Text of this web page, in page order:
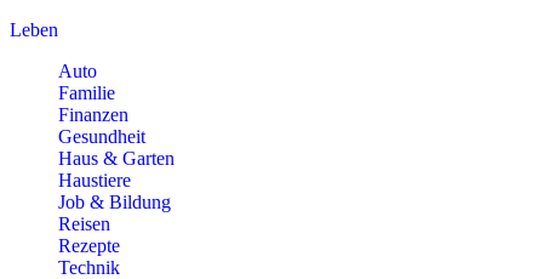
Leben
Auto
Familie
Finanzen
Gesundheit
Haus & Garten
Haustiere
Job & Bildung
Reisen
Rezepte
Technik